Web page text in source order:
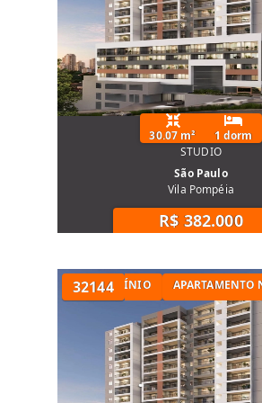
30.07 m²
1 dorm
STUDIO
São Paulo
Vila Pompéia
R$ 382.000
32144
EM CONDOMÍNIO APARTAMENTO